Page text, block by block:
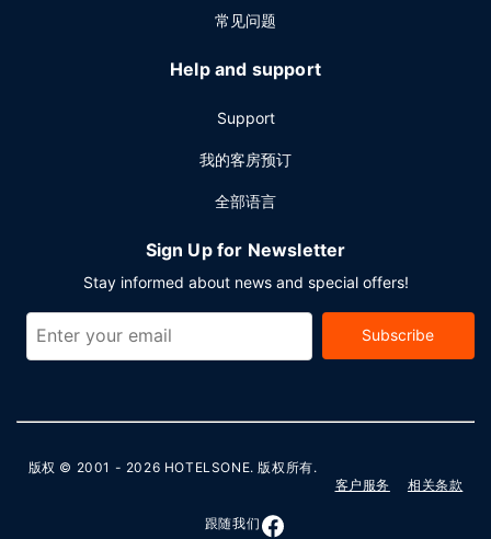
常见问题
Help and support
Support
我的客房预订
全部语言
Sign Up for Newsletter
Stay informed about news and special offers!
Subscribe
版权 © 2001 - 2026 HOTELSONE. 版权所有.
客户服务
相关条款
跟随我们